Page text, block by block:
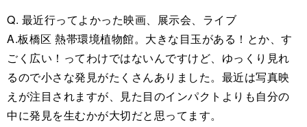
Q. 最近行ってよかった映画、展示会、ライブ
A.板橋区 熱帯環境植物館。大きな目玉がある！とか、す
ごく広い！ってわけではないんですけど、ゆっくり見れ
るので小さな発見がたくさんありました。最近は写真映
えが注目されますが、見た目のインパクトよりも自分の
中に発見を生むかが大切だと思ってます。